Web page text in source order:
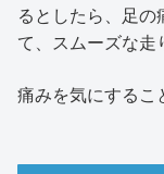
るとしたら、足
て、スムーズな走
痛みを気にするこ